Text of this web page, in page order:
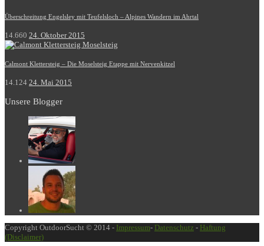
Überschreitung Engelsley mit Teufelsloch – Alpines Wandern im Ahrtal
14.660 24. Oktober 2015
Calmont Klettersteig – Die Moselsteig Etappe mit Nervenkitzel
14.124 24. Mai 2015
Unsere Blogger
Copyright OutdoorSucht © 2014 - Impressum- Datenschutz - Haftung
(Disclaimer)